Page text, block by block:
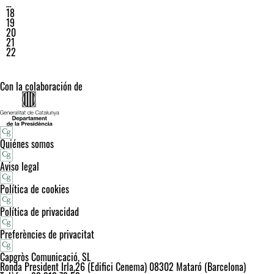
…
18
19
20
21
22
Con la colaboración de
Quiénes somos
Aviso legal
Política de cookies
Política de privacidad
Preferències de privacitat
Capgròs Comunicació, SL
Ronda President Irla,26 (Edifici Cenema) 08302 Mataró (Barcelona)